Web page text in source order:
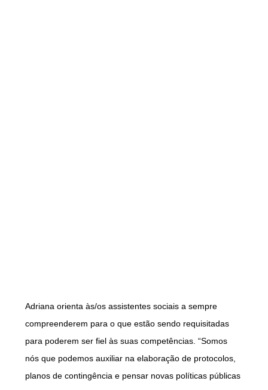
Adriana orienta às/os assistentes sociais a sempre
compreenderem para o que estão sendo requisitadas
para poderem ser fiel às suas competências. “Somos
nós que podemos auxiliar na elaboração de protocolos,
planos de contingência e pensar novas políticas públicas